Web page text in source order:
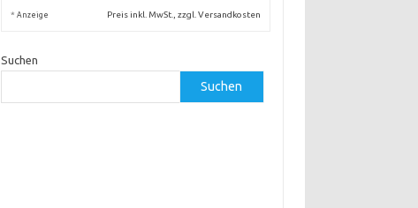
* Anzeige Preis inkl. MwSt., zzgl. Versandkosten
Suchen
Suchen